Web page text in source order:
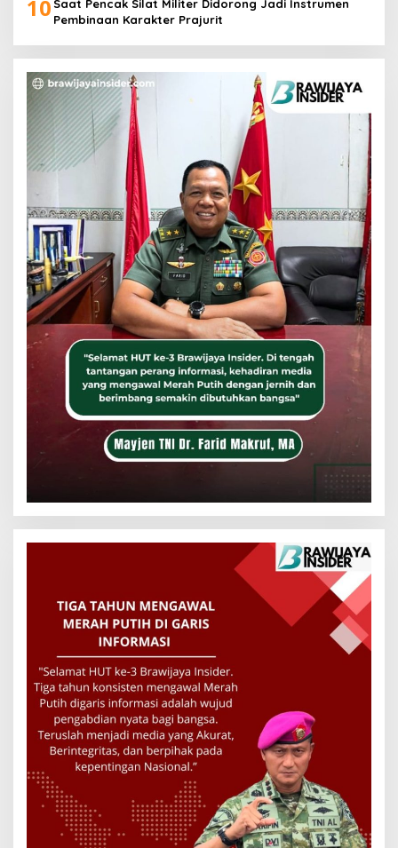
10 Saat Pencak Silat Militer Didorong Jadi Instrumen
Pembinaan Karakter Prajurit